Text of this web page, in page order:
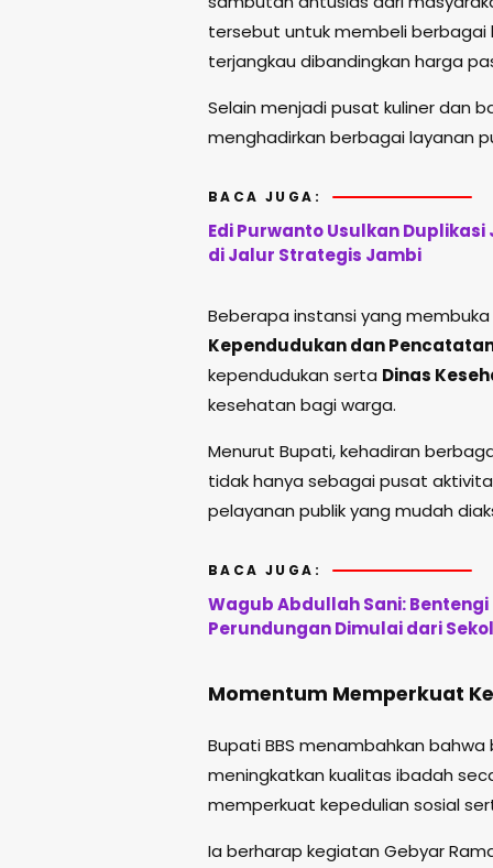
tersebut untuk membeli berbagai
terjangkau dibandingkan harga
Selain menjadi pusat kuliner dan
menghadirkan berbagai layanan
BACA JUGA:
Edi Purwanto Usulkan
di Jalur Strategis Jambi
Beberapa instansi yang
Kependudukan dan
kependudukan serta Dinas
kesehatan bagi warga.
Menurut Bupati, kehadiran
tidak hanya sebagai pusat
pelayanan publik yang mudah
BACA JUGA:
Wagub Abdullah Sani: Bentengi
Perundungan Dimulai dari
Momentum Memperkuat
Bupati BBS menambahkan
meningkatkan kualitas ibadah
memperkuat kepedulian sosial
Ia berharap kegiatan Gebyar